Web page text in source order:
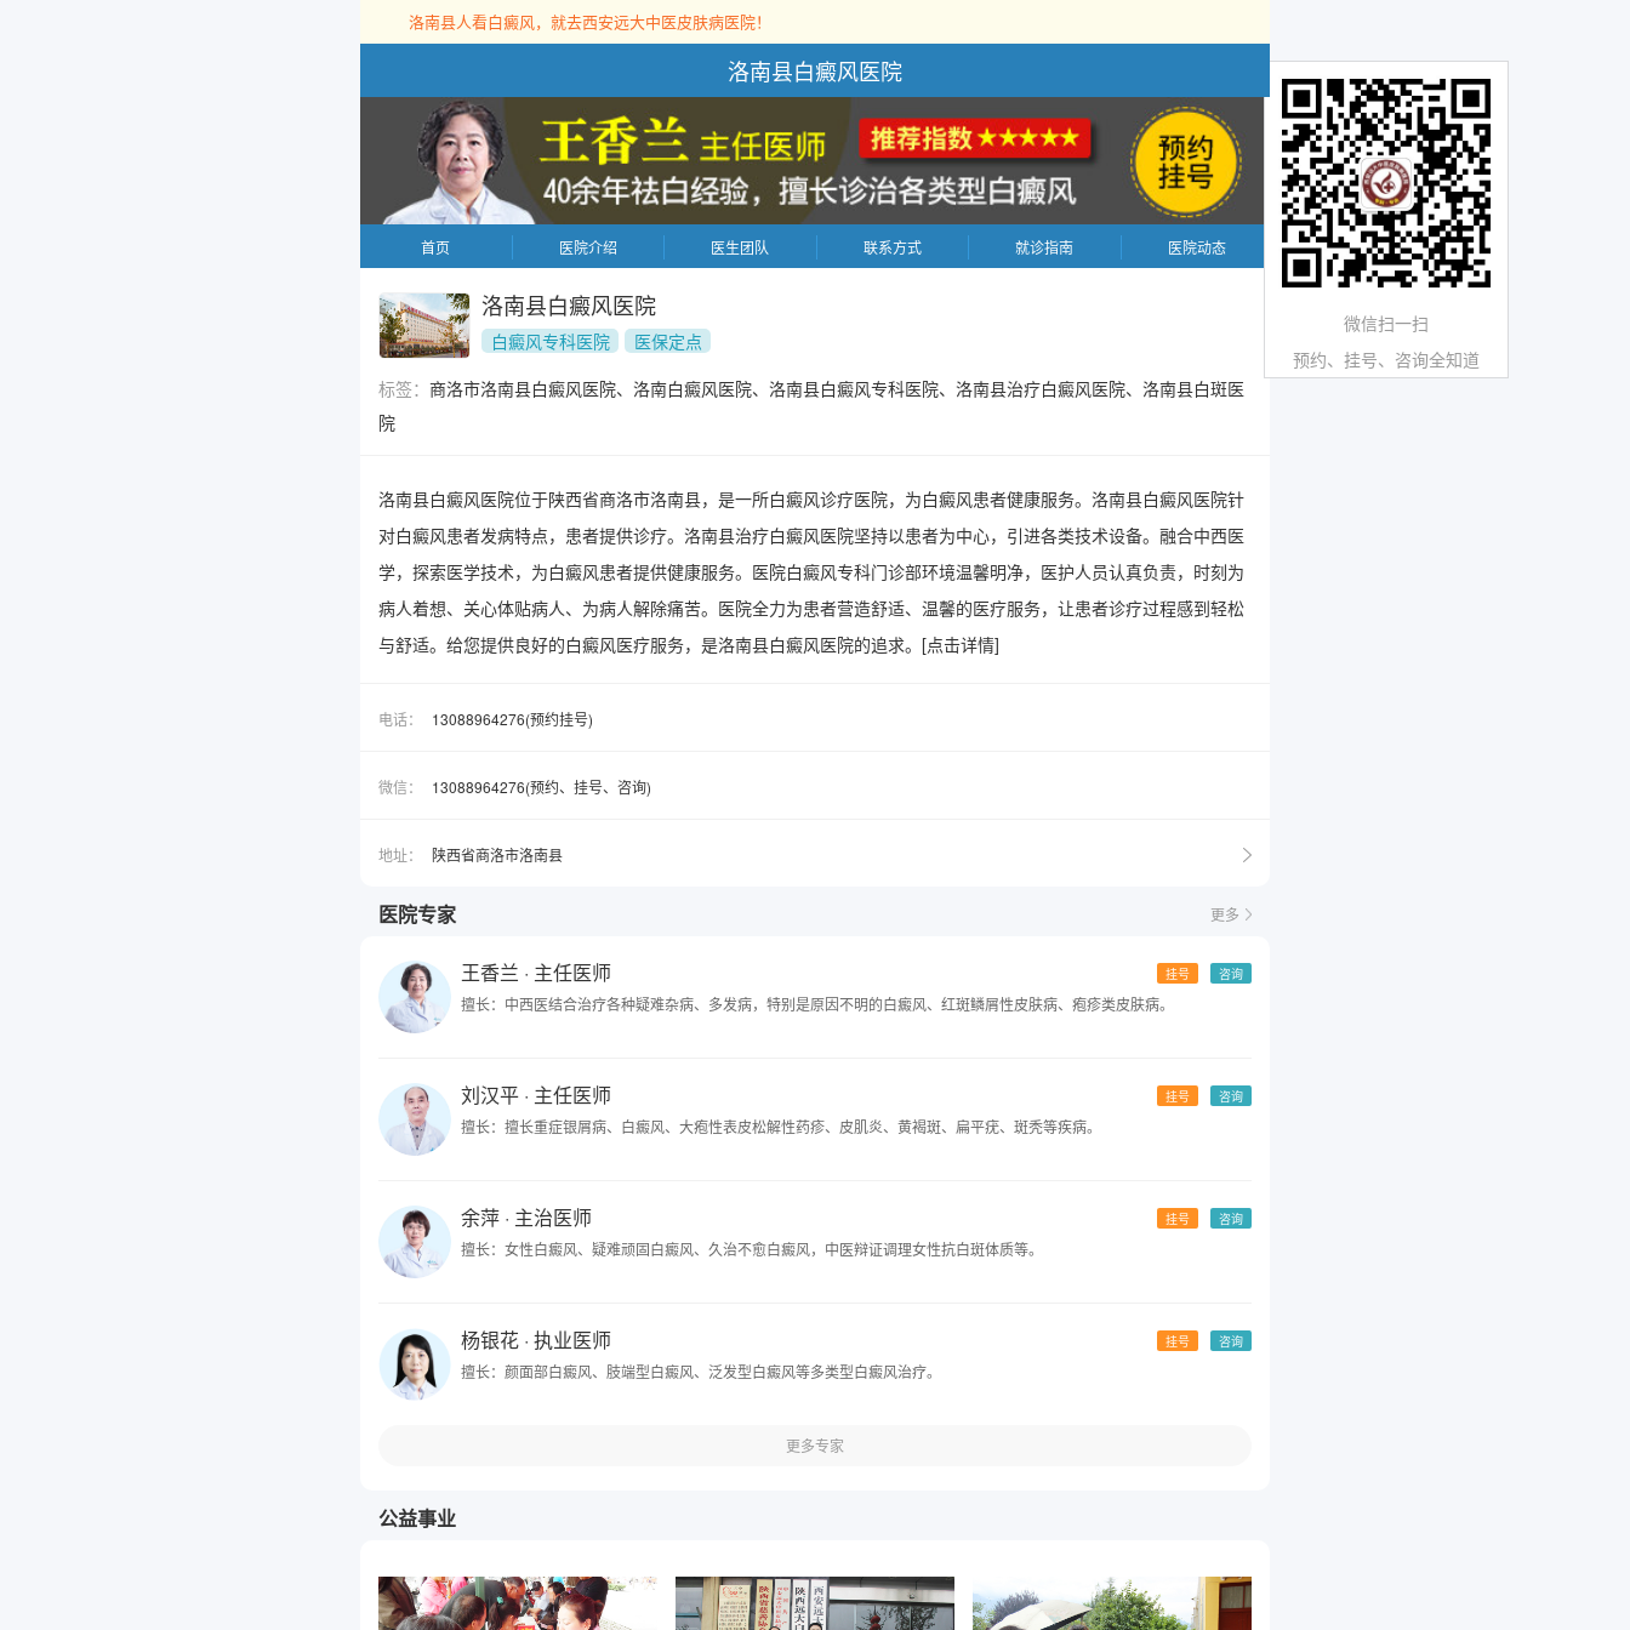
洛南县人看白癜风，就去西安远大中医皮肤病医院！
洛南县白癜风医院
首页 医院介绍 医生团队 联系方式 就诊指南 医院动态
洛南县白癜风医院
白癜风专科医院
医保定点
标签： 商洛市洛南县白癜风医院、洛南白癜风医院、洛南县白癜风专科医院、洛南县治疗白癜风医院、洛南县白斑医
院
洛南县白癜风医院位于陕西省商洛市洛南县，是一所白癜风诊疗医院，为白癜风患者健康服务。洛南县白癜风医院针
对白癜风患者发病特点，患者提供诊疗。洛南县治疗白癜风医院坚持以患者为中心，引进各类技术设备。融合中西医
学，探索医学技术，为白癜风患者提供健康服务。医院白癜风专科门诊部环境温馨明净，医护人员认真负责，时刻为
病人着想、关心体贴病人、为病人解除痛苦。医院全力为患者营造舒适、温馨的医疗服务，让患者诊疗过程感到轻松
与舒适。给您提供良好的白癜风医疗服务，是洛南县白癜风医院的追求。 [点击详情]
电话： 13088964276(预约挂号)
微信： 13088964276(预约、挂号、咨询)
地址： 陕西省商洛市洛南县
医院专家 更多
咨询
挂号
王香兰 · 主任医师
擅长：中西医结合治疗各种疑难杂病、多发病，特别是原因不明的白癜风、红斑鳞屑性皮肤病、疱疹类皮肤病。
咨询
挂号
刘汉平· 主任医师
擅长：擅长重症银屑病、白癜风、大疱性表皮松解性药疹、皮肌炎、黄褐斑、扁平疣、斑秃等疾病。
咨询
挂号
余萍· 主治医师
擅长：女性白癜风、疑难顽固白癜风、久治不愈白癜风，中医辩证调理女性抗白斑体质等。
咨询
挂号
杨银花· 执业医师
擅长：颜面部白癜风、肢端型白癜风、泛发型白癜风等多类型白癜风治疗。
更多专家
公益事业
微信扫一扫
预约、挂号、咨询全知道